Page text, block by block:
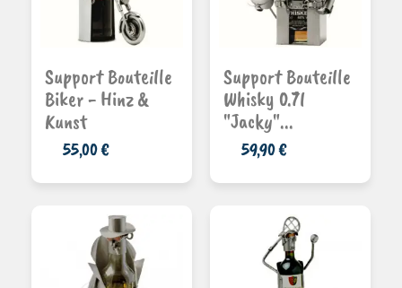
Support Bouteille
Biker - Hinz &
Kunst
55,00 €
panier
Support Bouteille
Whisky 0.7l
"Jacky"...
59,90 €
panier